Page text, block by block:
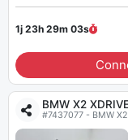
1j 23h 29m 02s
BMW X2
#7437077 - BMW X2